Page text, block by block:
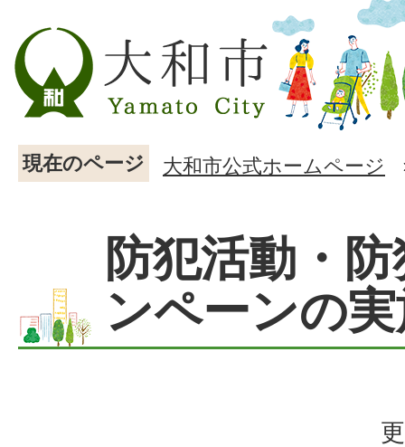
現在のページ 大和市公式ホームページ
防犯活動・
ンペーンの